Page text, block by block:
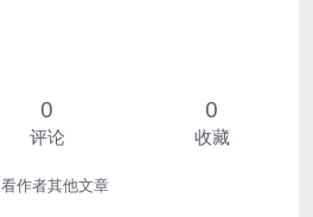
0
评论
0
收藏
作者其他文章